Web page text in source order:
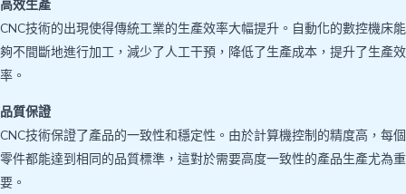
高效生產
CNC技術的出現使得傳統工業的生產效率大幅提升。自動化的數控機床能
夠不間斷地進行加工，減少了人工干預，降低了生產成本，提升了生產效
率。
品質保證
CNC技術保證了產品的一致性和穩定性。由於計算機控制的精度高，每個
零件都能達到相同的品質標準，這對於需要高度一致性的產品生產尤為重
要。